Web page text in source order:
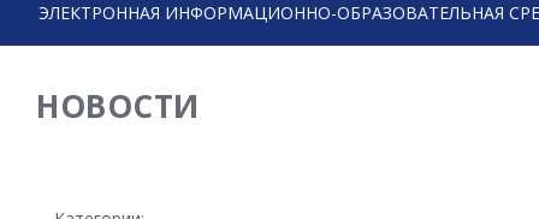
ЭЛЕКТРОННАЯ ИНФОРМАЦИОННО-ОБРАЗОВАТЕЛЬНАЯ
НОВОСТИ